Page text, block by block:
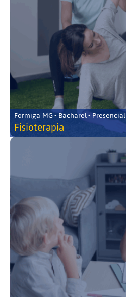
Formiga-MG • Bacharel • Presencial
Fisioterapia